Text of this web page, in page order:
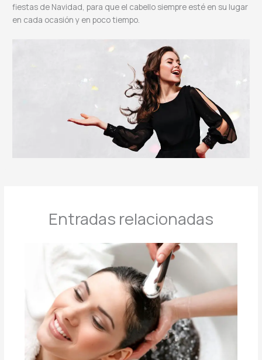
fiestas de Navidad, para que el cabello siempre esté en su lugar
en cada ocasión y en poco tiempo.
Entradas relacionadas